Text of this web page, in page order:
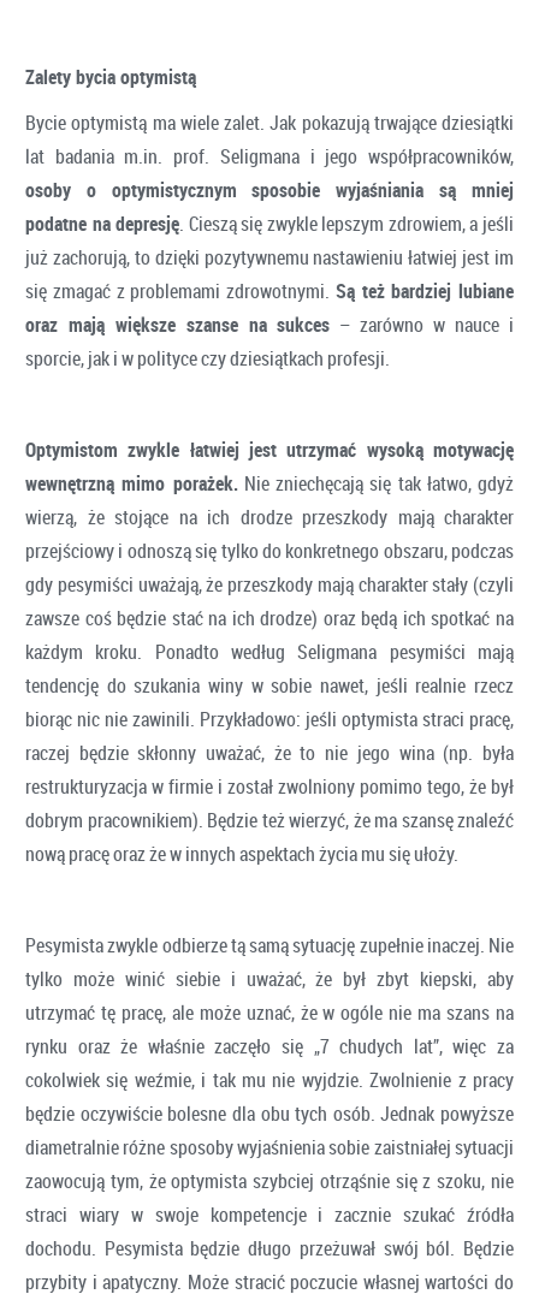
Zalety bycia optymistą
Bycie optymistą ma wiele zalet. Jak pokazują trwające dziesiątki
lat badania m.in. prof. Seligmana i jego współpracowników,
osoby o optymistycznym sposobie wyjaśniania są mniej
podatne na depresję. Cieszą się zwykle lepszym zdrowiem, a jeśli
już zachorują, to dzięki pozytywnemu nastawieniu łatwiej jest im
się zmagać z problemami zdrowotnymi. Są też bardziej lubiane
oraz mają większe szanse na sukces – zarówno w nauce i
sporcie, jak i w polityce czy dziesiątkach profesji.
Optymistom zwykle łatwiej jest utrzymać wysoką motywację
wewnętrzną mimo porażek.Nie zniechęcają się tak łatwo, gdyż
wierzą, że stojące na ich drodze przeszkody mają charakter
przejściowy i odnoszą się tylko do konkretnego obszaru, podczas
gdy pesymiści uważają, że przeszkody mają charakter stały (czyli
zawsze coś będzie stać na ich drodze) oraz będą ich spotkać na
każdym kroku. Ponadto według Seligmana pesymiści mają
tendencję do szukania winy w sobie nawet, jeśli realnie rzecz
biorąc nic nie zawinili. Przykładowo: jeśli optymista straci pracę,
raczej będzie skłonny uważać, że to nie jego wina (np. była
restrukturyzacja w firmie i został zwolniony pomimo tego, że był
dobrym pracownikiem). Będzie też wierzyć, że ma szansę znaleźć
nową pracę oraz że w innych aspektach życia mu się ułoży.
Pesymista zwykle odbierze tą samą sytuację zupełnie inaczej. Nie
tylko może winić siebie i uważać, że był zbyt kiepski, aby
utrzymać tę pracę, ale może uznać, że w ogóle nie ma szans na
rynku oraz że właśnie zaczęło się „7 chudych lat”, więc za
cokolwiek się weźmie, i tak mu nie wyjdzie. Zwolnienie z pracy
będzie oczywiście bolesne dla obu tych osób. Jednak powyższe
diametralnie różne sposoby wyjaśnienia sobie zaistniałej sytuacji
zaowocują tym, że optymista szybciej otrząśnie się z szoku, nie
straci wiary w swoje kompetencje i zacznie szukać źródła
dochodu. Pesymista będzie długo przeżuwał swój ból. Będzie
przybity i apatyczny. Może stracić poczucie własnej wartości do